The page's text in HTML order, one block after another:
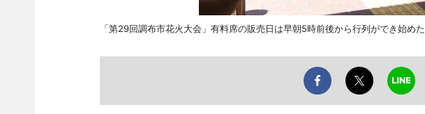
「第29回調布市花火大会」有料席の販売日は早朝5時前後から行列ができ始めた